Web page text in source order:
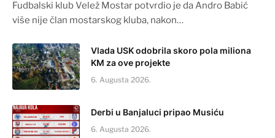
Fudbalski klub Velež Mostar potvrdio je da Andro Babić
više nije član mostarskog kluba, nakon…
Vlada USK odobrila skoro pola miliona
KM za ove projekte
6. Augusta 2026.
Derbi u Banjaluci pripao Musiću
6. Augusta 2026.